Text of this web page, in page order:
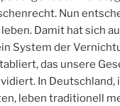
Nun
Damit hat sich
System der
das unsere
In Deutschland,
leben traditionell